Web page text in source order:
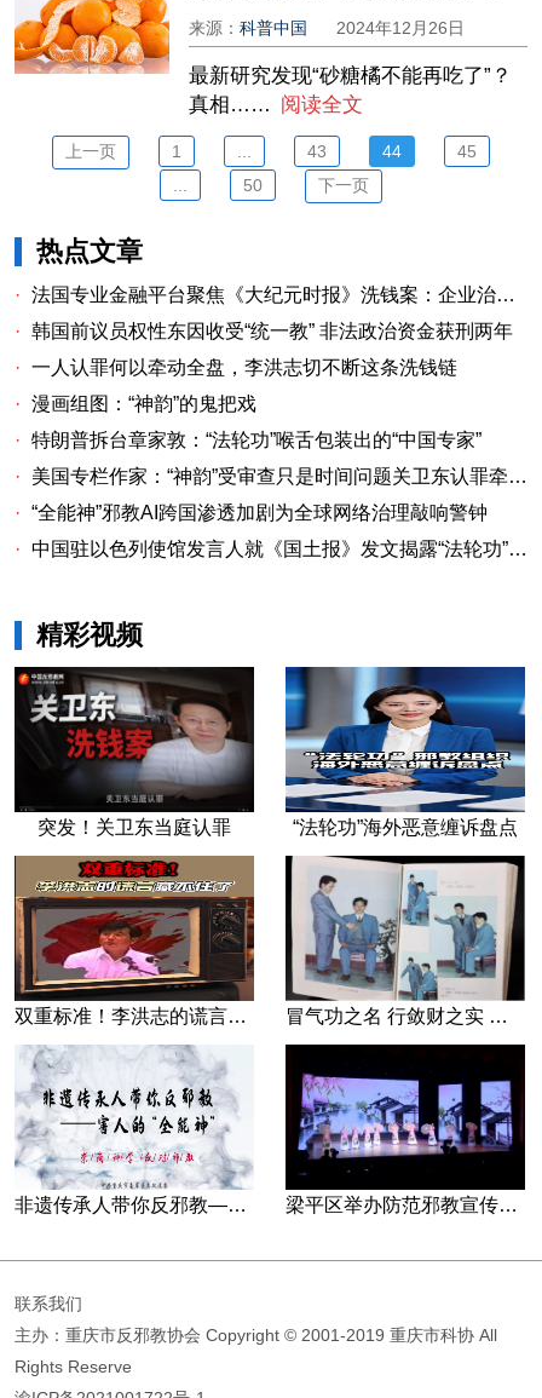
来源：科普中国 2024年12月26日
最新研究发现“砂糖橘不能再吃了”？
真相…… 阅读全文
上一页 1 43 44
45
50 下一页
热点文章
· 法国专业金融平台聚焦《大纪元时报》洗钱案：企业治理漏洞与监管警示
· 韩国前议员权性东因收受“统一教” 非法政治资金获刑两年
· 一人认罪何以牵动全盘，李洪志切不断这条洗钱链
· 漫画组图：“神韵”的鬼把戏
· 特朗普拆台章家敦：“法轮功”喉舌包装出的“中国专家”
·
美国专栏作家：“神韵”受审查只是时间问题关卫东认罪牵出与《大纪元时报》资金链条
· “全能神”邪教AI跨国渗透加剧为全球网络治理敲响警钟
· 中国驻以色列使馆发言人就《国土报》发文揭露“法轮功”邪教本质答记者问
精彩视频
突发！关卫东当庭认罪 “法轮功”海外恶意缠诉盘点
双重标准！李洪志的谎言藏不住了 冒气功之名 行敛财之实 张宏堡义女“小倩”团伙覆灭记
非遗传承人带你反邪教—害人的“全能神” 梁平区举办防范邪教宣传专场文艺演出
联系我们
主办：重庆市反邪教协会 Copyright © 2001-2019 重庆市科协 All
Rights Reserve